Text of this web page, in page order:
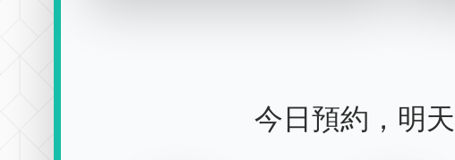
今日預約，明天